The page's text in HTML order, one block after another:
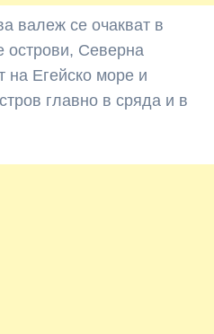
валеж се очакват в
острови, Северна
на Егейско море и
главно в сряда и в